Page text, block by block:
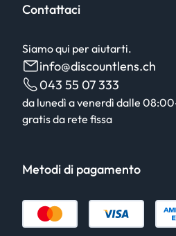
Contattaci
Siamo qui per aiutarti.
info@discountlens.ch
043 55 07 333
da lunedì a venerdì dalle
gratis da rete fissa
Metodi di pagamento